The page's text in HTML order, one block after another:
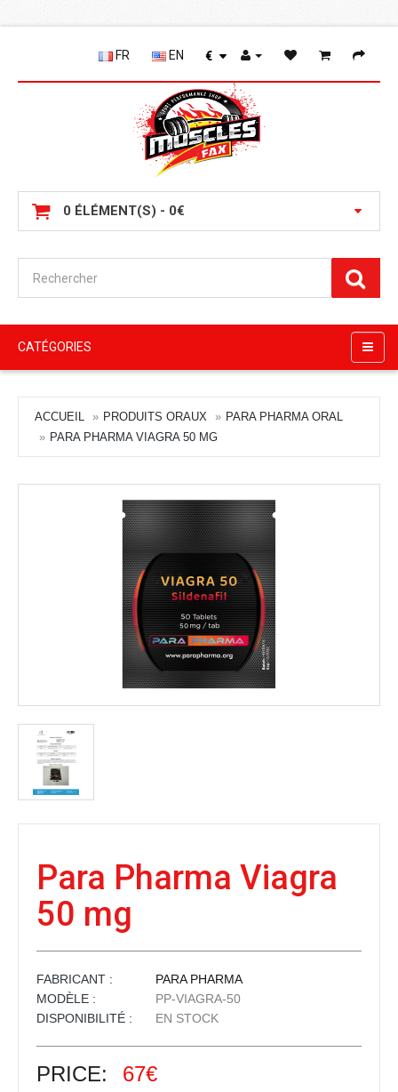
FR EN €
0 ÉLÉMENT(S) - 0€
CATÉGORIES
ACCUEIL PRODUITS ORAUX
PARA PHARMA ORAL
PARA PHARMA VIAGRA 50 MG
Para Pharma Viagra
50 mg
FABRICANT :
PARA PHARMA
MODÈLE :
PP-VIAGRA-50
DISPONIBILITÉ :
EN STOCK
PRICE: 67€